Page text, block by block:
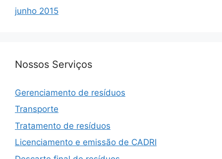
junho 2015
Nossos Serviços
Gerenciamento de resíduos
Transporte
Tratamento de resíduos
Licenciamento e emissão de CADRI